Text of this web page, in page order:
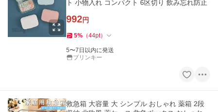
ト 小物入れ コンパクト 6区切り 飲み忘れ防止
992円
5% （44pt）
5〜7日以内に発送
ブリンキー
救急箱 大容量 大 シンプル おしゃれ 薬箱 2段